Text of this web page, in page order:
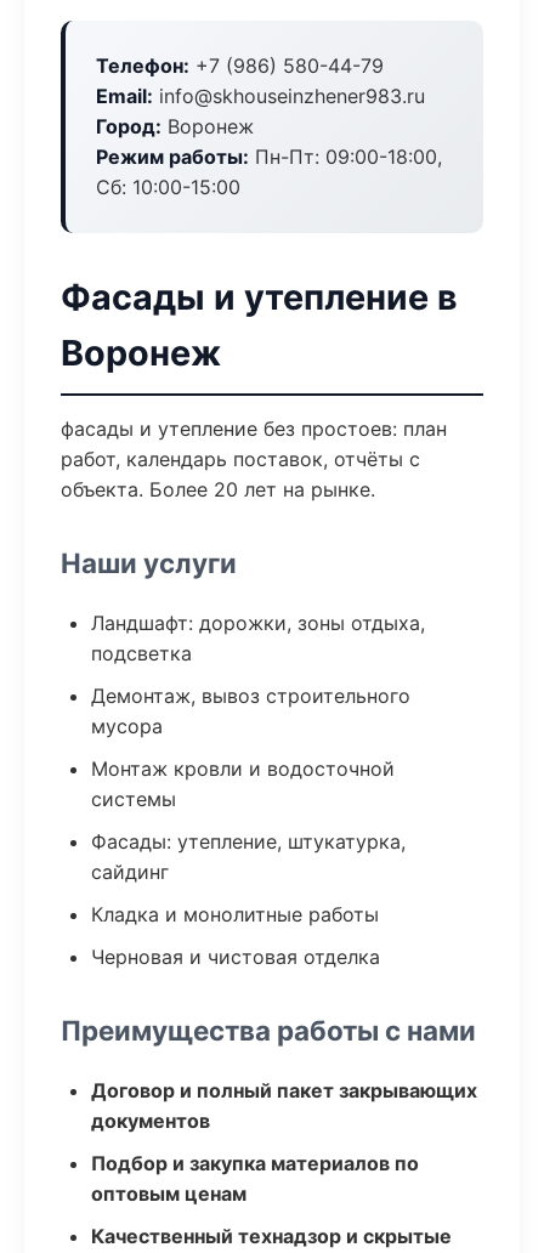
Телефон: +7 (986) 580-44-79
Email: info@skhouseinzhener983.ru
Город: Воронеж
Режим работы: Пн-Пт: 09:00-18:00,
Сб: 10:00-15:00
Фасады и утепление в
Воронеж
фасады и утепление без простоев: план
работ, календарь поставок, отчёты с
объекта. Более 20 лет на рынке.
Наши услуги
Ландшафт: дорожки, зоны отдыха,
подсветка
Демонтаж, вывоз строительного
мусора
Монтаж кровли и водосточной
системы
Фасады: утепление, штукатурка,
сайдинг
Кладка и монолитные работы
Черновая и чистовая отделка
Преимущества работы с нами
Договор и полный пакет закрывающих
документов
Подбор и закупка материалов по
оптовым ценам
Качественный технадзор и скрытые